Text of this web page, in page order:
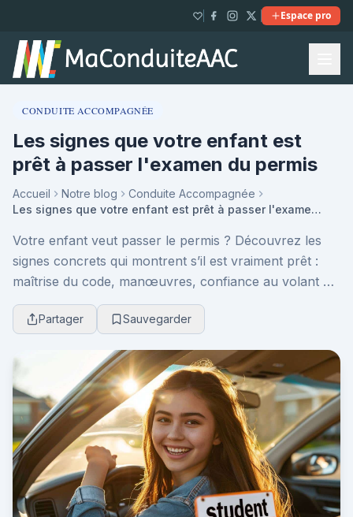
Espace pro
CONDUITE ACCOMPAGNÉE
Les signes que votre enfant est
prêt à passer l'examen du permis
Accueil Notre blog
Conduite Accompagnée
Les signes que votre enfant est prêt à passer l'examen du permis
Votre enfant veut passer le permis ? Découvrez les
signes concrets qui montrent s’il est vraiment prêt :
maîtrise du code, manœuvres, confiance au volant et
anticipation. Des repères clairs pour décid...
Partager Sauvegarder